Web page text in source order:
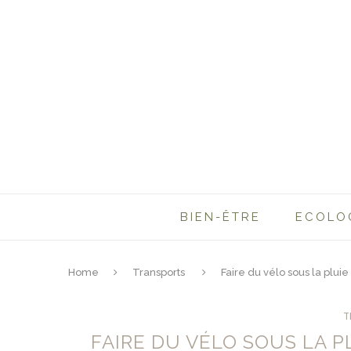
BIEN-ÊTRE
Home Transports Faire du vélo sous la
FAIRE DU VÉLO SOUS LA